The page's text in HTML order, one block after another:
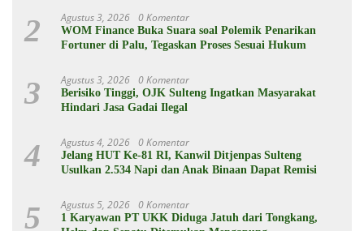
2 Agustus 3, 2026 0 Komentar
WOM Finance Buka Suara soal Polemik Penarikan
Fortuner di Palu, Tegaskan Proses Sesuai Hukum
3 Agustus 3, 2026 0 Komentar
Berisiko Tinggi, OJK Sulteng Ingatkan Masyarakat
Hindari Jasa Gadai Ilegal
4 Agustus 4, 2026 0 Komentar
Jelang HUT Ke-81 RI, Kanwil Ditjenpas Sulteng
Usulkan 2.534 Napi dan Anak Binaan Dapat Remisi
5 Agustus 5, 2026 0 Komentar
1 Karyawan PT UKK Diduga Jatuh dari Tongkang,